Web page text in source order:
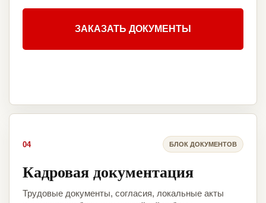
ЗАКАЗАТЬ ДОКУМЕНТЫ
04 БЛОК ДОКУМЕНТОВ
Кадровая документация
Трудовые документы, согласия, локальные акты